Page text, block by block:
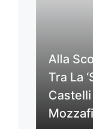
Alla
Tra La